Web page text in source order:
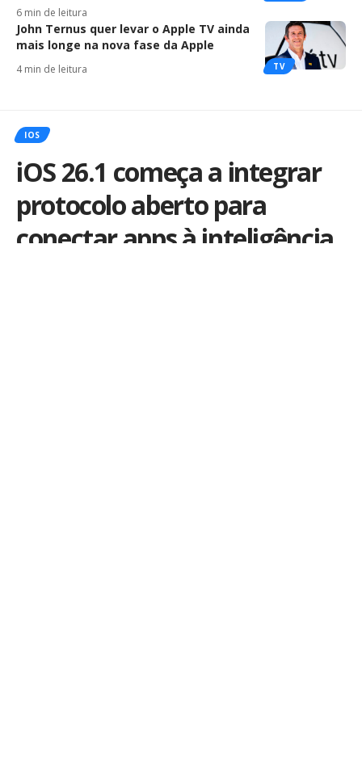
6 min de leitura
TV
John Ternus quer levar o Apple TV ainda
mais longe na nova fase da Apple
4 min de leitura
IOS
iOS 26.1 começa a integrar
protocolo aberto para
conectar apps à inteligência